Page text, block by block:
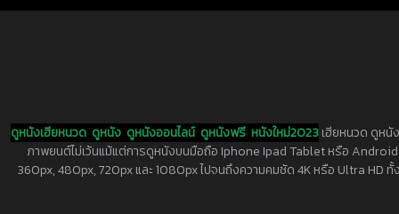
ดูหนังเฮียหนวด ดูหนัง ดูหนังออนไลน์ ดูหนังฟรี หนังใหม่2023เฮียหนวด ดูหนั
ภาพยนต์ไม่เว้นแม้แต่การดูหนังบนมือถือ Iphone Ipad Tablet หรือ
360px, 480px, 720px และ 1080px ไปจนถึงความคมชัด 4K หรือ Ultra HD